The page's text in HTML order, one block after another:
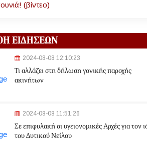
(βίντεο)
ΕΙΔΗΣΕΩΝ
2024-08-08 12:10:23
Τι αλλάζει στη δήλωση γονικής παροχής
ακινήτων
2024-08-08 11:51:26
Σε επιφυλακή οι υγειονομικές Αρχές για τον
του Δυτικού Νείλου